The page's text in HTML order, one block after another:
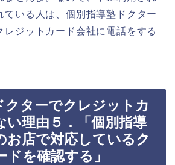
ている人は、個別指導塾ドクター
レジットカード会社に電話をする
クターでクレジットカ
い理由５．「個別指導
お店で対応しているク
ドを確認する」